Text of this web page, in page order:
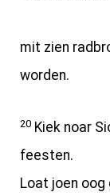
mit zien
worden.
20 Kiek noar
feesten.
Loat joen oog